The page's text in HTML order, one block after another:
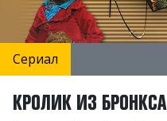
Сериал
КРОЛИК ИЗ БРОНКСА